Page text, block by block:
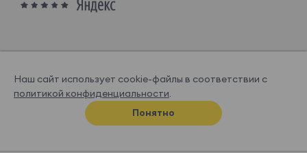
© OGOGOHOME, 2026
Спроектировано и нарисовано вСупрематике
Наш сайт использует cookie-файлы в соответствии с
политикой конфиденциальности.
Понятно